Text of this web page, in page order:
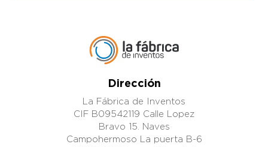
Dirección
La Fábrica de Inventos
CIF B09542119 Calle Lopez
Bravo 15. Naves
Campohermoso La puerta B-6